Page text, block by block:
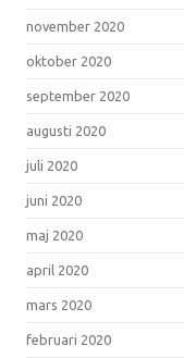
november 2020
oktober 2020
september 2020
augusti 2020
juli 2020
juni 2020
maj 2020
april 2020
mars 2020
februari 2020